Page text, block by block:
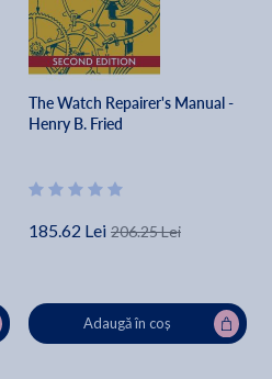
The Watch Repairer's Manual -
Henry B. Fried
185.62 Lei 206.25 Lei
Adaugă în coș